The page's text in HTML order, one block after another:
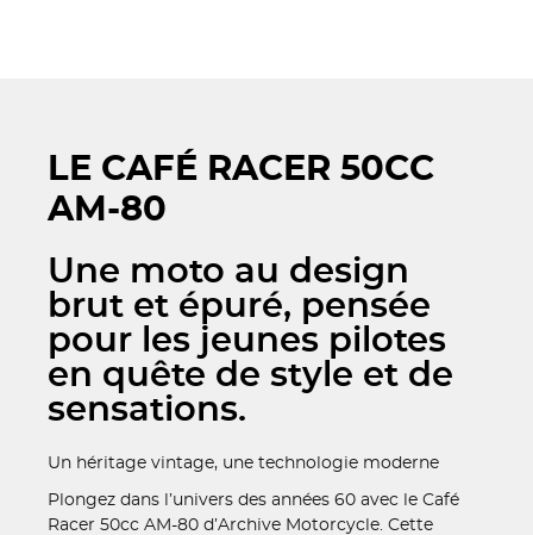
LE CAFÉ RACER 50CC
AM-80
Une moto au design
brut et épuré, pensée
pour les jeunes pilotes
en quête de style et de
sensations.
Un héritage vintage, une technologie moderne
Plongez dans l’univers des années 60 avec le Café
Racer 50cc AM-80 d’Archive Motorcycle. Cette